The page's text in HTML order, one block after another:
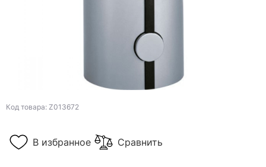
Код товара: Z013672
В избранное Сравнить